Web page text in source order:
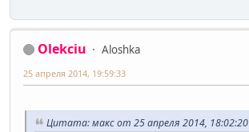
Olekciu
Aloshka
25 апреля 2014, 19:59:33
Цитата: макс от 25 апреля 2014, 18:02:20